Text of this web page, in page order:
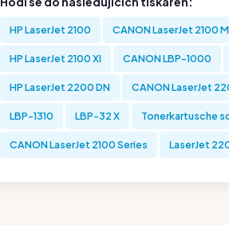
HP LaserJet 2100 CANON LaserJet 2100 M
HP LaserJet 2100 XI CANON LBP-1000
HP LaserJet 2200 DN CANON LaserJet
LBP-1310 LBP-32 X Tonerkartusche
CANON LaserJet 2100 Series LaserJet